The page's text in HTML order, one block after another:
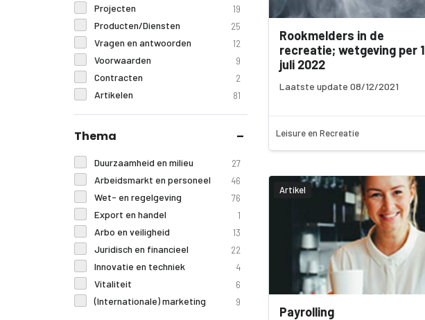
Projecten 19
Producten/Diensten 25
Vragen en antwoorden 12
Voorwaarden 9
Contracten 2
Artikelen 81
Thema
Duurzaamheid en milieu 27
Arbeidsmarkt en personeel 46
Wet- en regelgeving 76
Export en handel 1
Arbo en veiligheid 13
Juridisch en financieel 22
Innovatie en techniek 4
Vitaliteit 6
(Internationale) marketing 9
Rookmelders in de
recreatie; wetgeving per 1
juli 2022
Laatste update 08/12/2021
Leisure en Recreatie
Artikel
Payrolling